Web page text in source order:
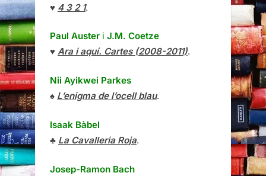
♥ 4 3 2 1.
Paul Auster i J.M. Coetze
♥ Ara i aquí. Cartes (2008-2011).
Nii Ayikwei Parkes
♠ L’enigma de l’ocell blau.
Isaak Bàbel
♣ La Cavalleria Roja.
Josep-Ramon Bach